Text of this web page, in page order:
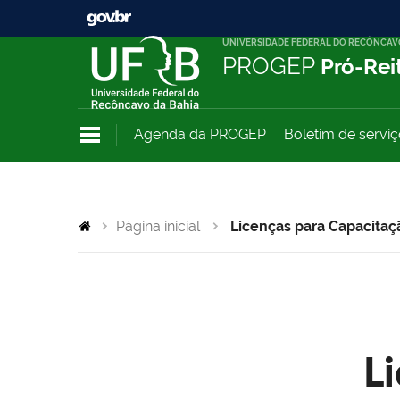
UNIVERSIDADE FEDERAL DO
PROGEP Pró-
Agenda da PROGEP Boletim de
Página inicial Licenças para